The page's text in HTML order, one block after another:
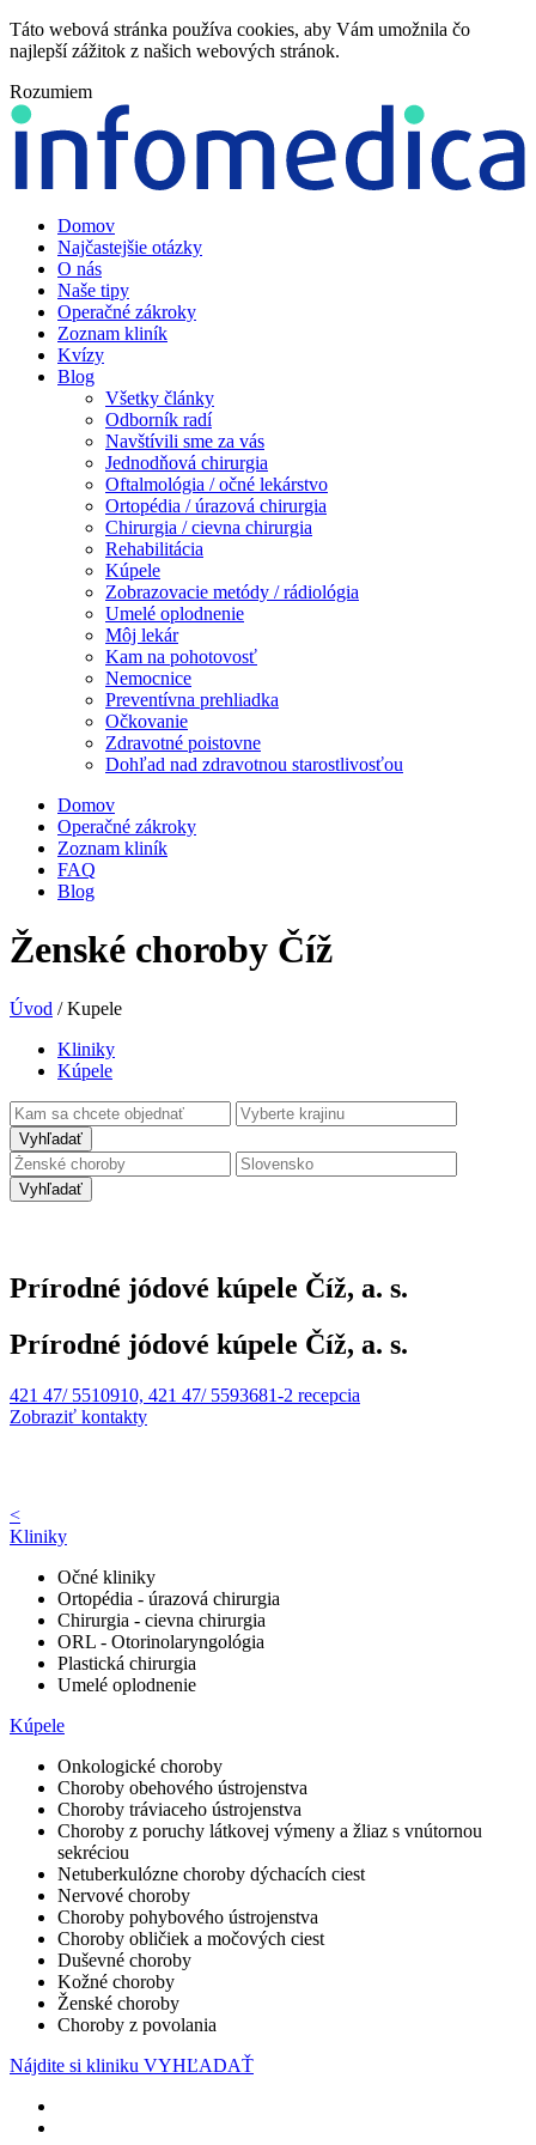
Táto webová stránka používa cookies, aby Vám umožnila čo
najlepší zážitok z našich webových stránok.
Rozumiem
Domov
Najčastejšie otázky
O nás
Naše tipy
Operačné zákroky
Zoznam kliník
Kvízy
Blog
Všetky články
Odborník radí
Navštívili sme za vás
Jednodňová chirurgia
Oftalmológia / očné lekárstvo
Ortopédia / úrazová chirurgia
Chirurgia / cievna chirurgia
Rehabilitácia
Kúpele
Zobrazovacie metódy / rádiológia
Umelé oplodnenie
Môj lekár
Kam na pohotovosť
Nemocnice
Preventívna prehliadka
Očkovanie
Zdravotné poistovne
Dohľad nad zdravotnou starostlivosťou
Domov
Operačné zákroky
Zoznam kliník
FAQ
Blog
Ženské choroby Číž
Úvod /Kupele
Kliniky
Kúpele
Vyhľadať
Vyhľadať
Prírodné jódové kúpele Číž, a. s.
Prírodné jódové kúpele Číž, a. s.
421 47/ 5510910, 421 47/ 5593681-2 recepcia
Zobraziť kontakty
<
Kliniky
Očné kliniky
Ortopédia - úrazová chirurgia
Chirurgia - cievna chirurgia
ORL - Otorinolaryngológia
Plastická chirurgia
Umelé oplodnenie
Kúpele
Onkologické choroby
Choroby obehového ústrojenstva
Choroby tráviaceho ústrojenstva
Choroby z poruchy látkovej výmeny a žliaz s vnútornou
sekréciou
Netuberkulózne choroby dýchacích ciest
Nervové choroby
Choroby pohybového ústrojenstva
Choroby obličiek a močových ciest
Duševné choroby
Kožné choroby
Ženské choroby
Choroby z povolania
Nájdite si kliniku VYHĽADAŤ